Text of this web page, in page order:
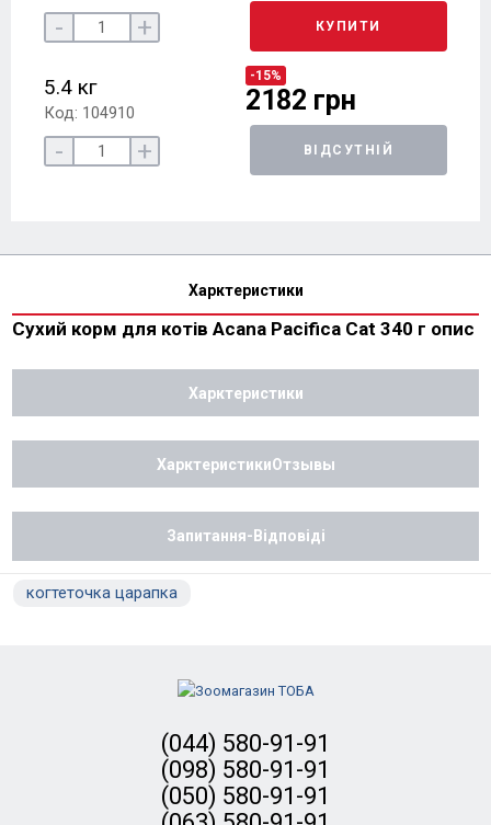
- + КУПИТИ
5.4 кг
Код: 104910
-15%
2182 грн
- + ВІДСУТНІЙ
Харктеристики
Сухий корм для котів Acana Pacifica Cat 340 г опис
Харктеристики
ХарктеристикиОтзывы
Запитання-Відповіді
когтеточка царапка
(044) 580-91-91
(098) 580-91-91
(050) 580-91-91